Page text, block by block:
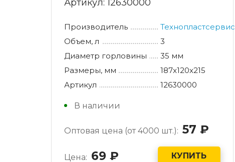
Артикул:12630000
Производитель
Технопластсервис
Объем, л
3
Диаметр горловины
35 мм
Размеры, мм
187x120x215
Артикул
12630000
В наличии
Оптовая цена (от 4000 шт.): 57
Цена: 69 КУПИТЬ